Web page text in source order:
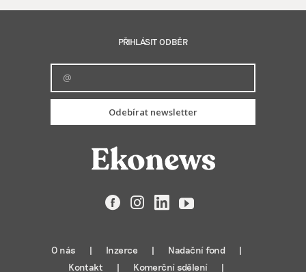
PŘIHLÁSIT ODBĚR
Odebírat newsletter
FacebookInstagramLinkedIn
YouTube
O nás Inzerce
Nadační fond
Kontakt
Komerční sdělení